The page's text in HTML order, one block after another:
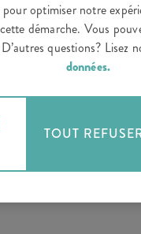
optimiser notre
démarche. Vous
questions? Lisez
données.
TOUT